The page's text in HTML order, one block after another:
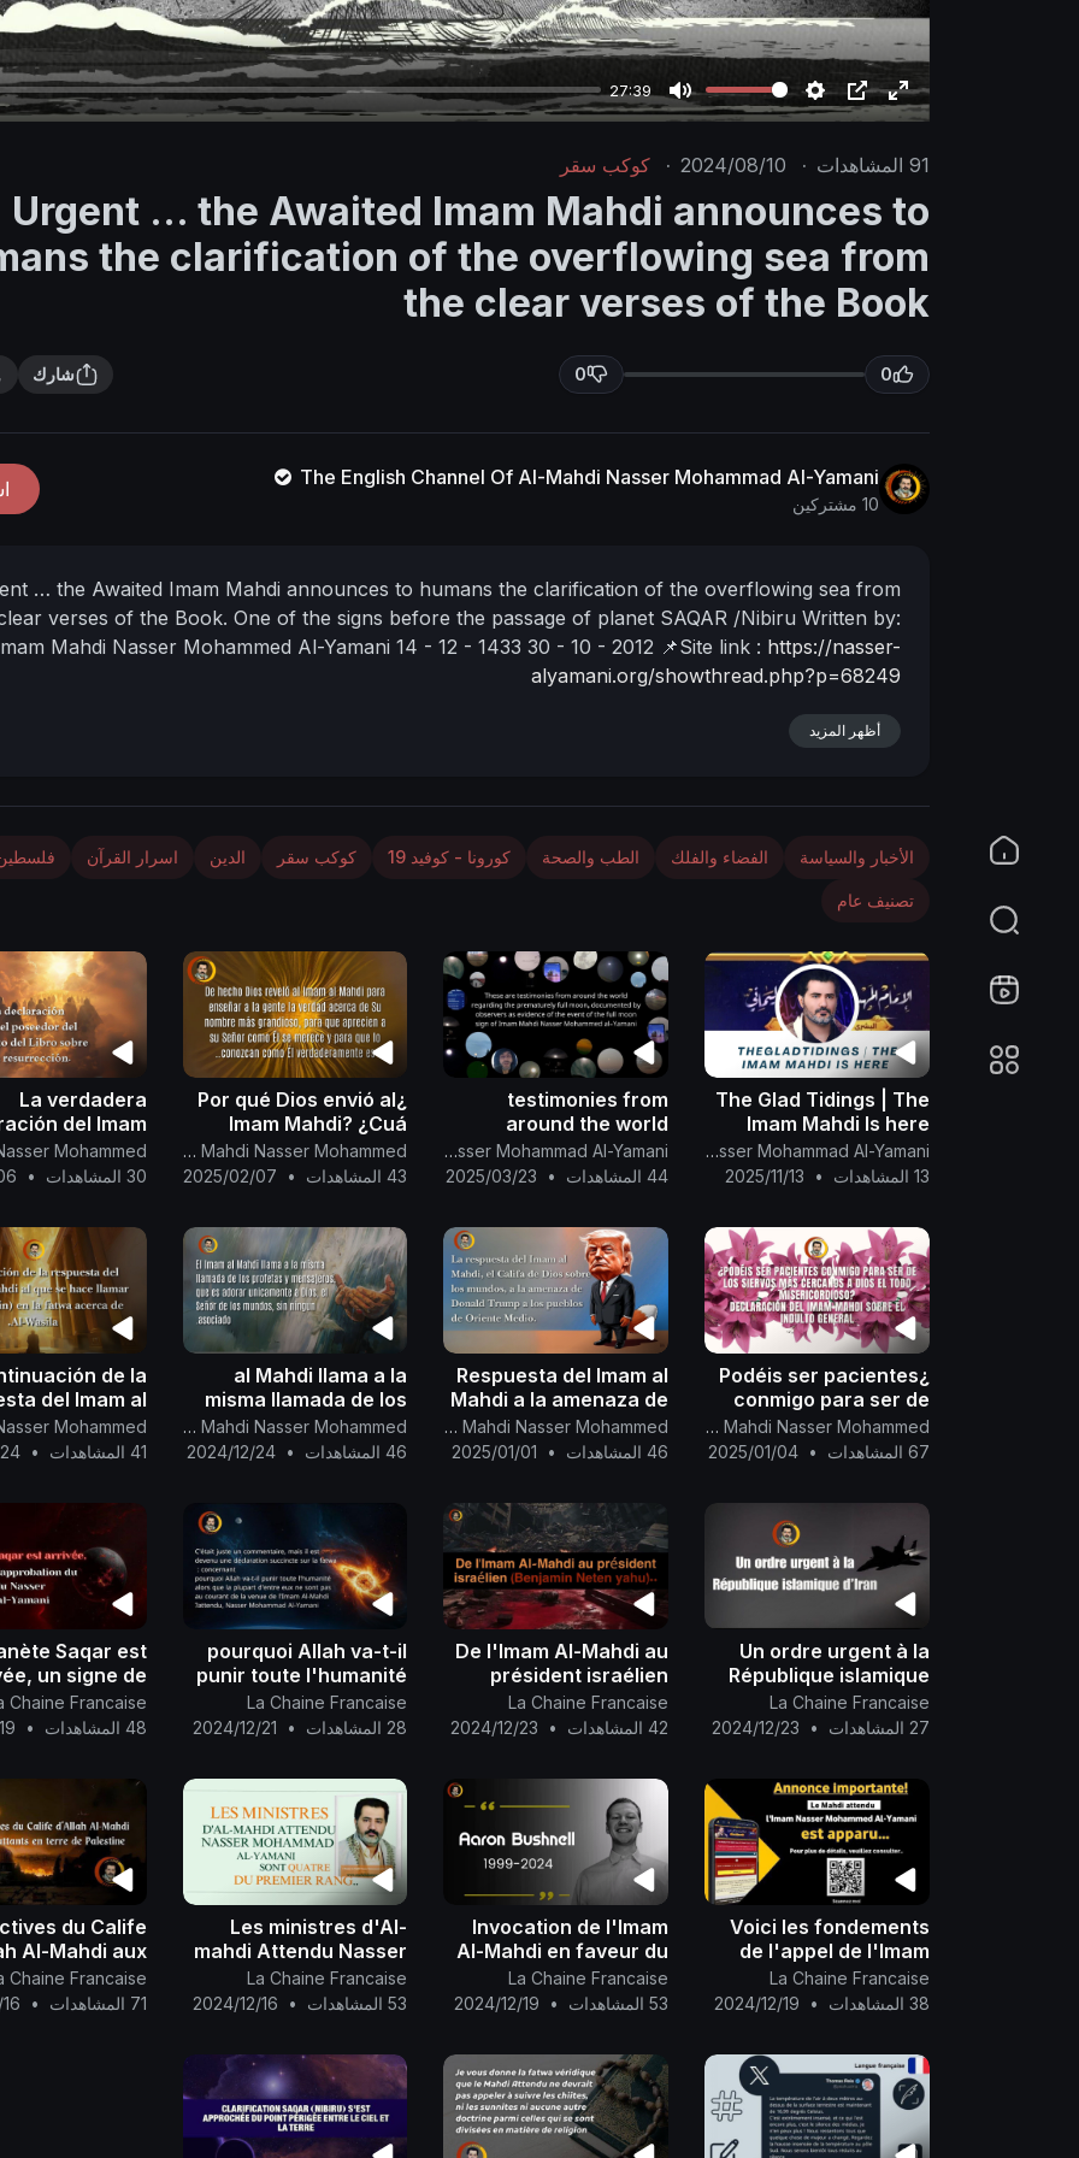
27:39
M
e
S
t
i
n
g
P
P
E
e
r
f
u
l
c
r
e
91 المشاهدات ·
2024/08/10
· كوكب سقر
Urgent … the Awaited Imam Mahdi announces to
the clarification of the overflowing sea from
the clear verses of the Book
0
0 شارك
The English Channel Of Al-Mahdi Nasser Mohammad Al-Yamani
10 مشتركين
… the Awaited Imam Mahdi announces to humans the clarification of the overflowing sea from
verses of the Book. One of the signs before the passage of planet SAQAR /Nibiru Written by:
Mahdi Nasser Mohammed Al-Yamani 14 - 12 - 1433 30 - 10 - 2012 📌Site link : https://nasser-
alyamani.org/showthread.php?p=68249
أظهر المزيد
الأخبار والسياسة الفضاء والفلك الطب والصحة كورونا - كوفيد 19 كوكب سقر الدين اسرار القرآن
تصنيف عام
The Glad Tidings | The
Imam Mahdi Is here
The English Channel Of Al-Mahdi Nasser Mohammad Al-Yamani
13 المشاهدات
•
2025/11/13
testimonies from
around the world
regarding the
prematurely full moon,
sign of Imam Al-Mahdi
The English Channel Of Al-Mahdi Nasser Mohammad Al-Yamani
44 المشاهدات
•
2025/03/23
¿Por qué Dios envió al
Imam Mahdi? ¿Cuá
Canal Oficial Del Imam Al Mahdi Nasser Mohammed
43 المشاهدات
•
2025/02/07
La verdadera
del Imam
sobre la tierra
resurrección....
30 المشاهدات
•
¿Podéis ser pacientes
conmigo para ser de
los siervos más
cercanos a Dios el
Mahdi sobre el indult
Canal Oficial Del Imam Al Mahdi Nasser Mohammed
67 المشاهدات
•
2025/01/04
Respuesta del Imam al
Mahdi a la amenaza de
Donald Trump a los
pueblos de Oriente
Canal Oficial Del Imam Al Mahdi Nasser Mohammed
46 المشاهدات
•
2025/01/01
al Mahdi llama a la
misma llamada de los
profetas y mensajeros,
que es adorar
Canal Oficial Del Imam Al Mahdi Nasser Mohammed
46 المشاهدات
•
2024/12/24
de la
del Imam al
al que se hace
a-Din) en
41 المشاهدات
•
Un ordre urgent à la
République islamique
d’Iran
La Chaine Francaise
27 المشاهدات
•
2024/12/23
De l'Imam Al-Mahdi au
président israélien
(Benjamin Neten
yahu*)..
La Chaine Francaise
42 المشاهدات
•
2024/12/23
pourquoi Allah va-t-il
punir toute l'humanité
eux ne sont pas au
courant de la venue Al-
La Chaine Francaise
28 المشاهدات
•
2024/12/21
Saqar est
un signe de
du Mahdi
Nasser
Chaine Francaise
48 المشاهدات
•
Voici les fondements
de l'appel de l'Imam
Nasser Mohammad Al-
Yamani et de sa vision
La Chaine Francaise
38 المشاهدات
•
2024/12/19
Invocation de l'Imam
Al-Mahdi en faveur du
pilote américain (celui
qui s'est immolé par le
La Chaine Francaise
53 المشاهدات
•
2024/12/19
Les ministres d'Al-
mahdi Attendu Nasser
Mohammad Al-Yamani
sont quatre du premier
La Chaine Francaise
53 المشاهدات
•
2024/12/16
du Calife
Al-Mahdi aux
en terre
de Palestine..
Chaine Francaise
71 المشاهدات
•